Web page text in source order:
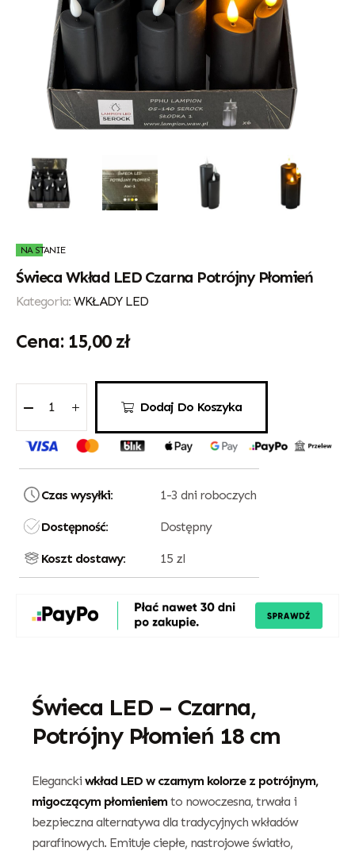
NA STANIE
Świeca Wkład LED Czarna Potrójny Płomień
Kategoria: WKŁADY LED
15,00 zł
Dodaj Do Koszyka
Czas wysyłki: 1-3 dni roboczych
Dostępność: Dostępny
Koszt dostawy: 15 zl
Świeca LED – Czarna,
Potrójny Płomień 18 cm
Elegancki wkład LED w czarnym kolorze z potrójnym,
migoczącym płomieniemto nowoczesna, trwała i
bezpieczna alternatywa dla tradycyjnych wkładów
parafinowych. Emituje ciepłe, nastrojowe światło,